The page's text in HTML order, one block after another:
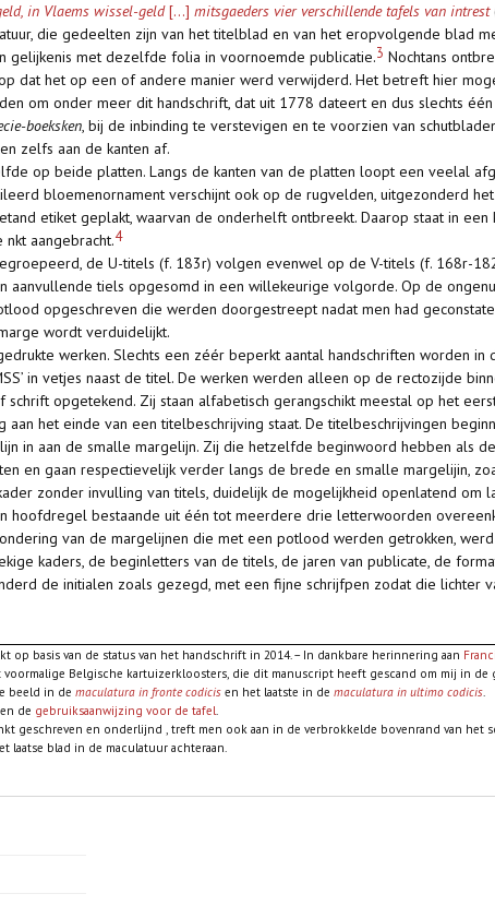
in Vlaems wissel-geld[...] mitsgaeders vier verschillende tafels van intrest
die gedeelten zijn van het titelblad en van het eropvolgende blad
gelijkenis met dezelfde folia in voornoemde publicatie.3 Nochtans
dat het op een of andere manier werd verwijderd. Het betreft hier
om onder meer dit handschrift, dat uit 1778 dateert en dus slechts
boeksken, bij de inbinding te verstevigen en te voorzien van
zelfs aan de kanten af.
op beide platten. Langs de kanten van de platten loopt een veelal
bloemenornament verschijnt ook op de rugvelden, uitgezonderd
etiket geplakt, waarvan de onderhelft ontbreekt. Daarop staat in
aangebracht.4
de U-titels (f. 183r) volgen evenwel op de V-titels (f. 168r-
aanvullende tiels opgesomd in een willekeurige volgorde. Op de
opgeschreven die werden doorgestreept nadat men had
wordt verduidelijkt.
werken. Slechts een zéér beperkt aantal handschriften worden in
in vetjes naast de titel. De werken werden alleen op de rectozijde
schrift opgetekend. Zij staan alfabetisch gerangschikt meestal op het
aan het einde van een titelbeschrijving staat. De titelbeschrijvingen
in aan de smalle margelijn. Zij die hetzelfde beginwoord hebben als
en gaan respectievelijk verder langs de brede en smalle margelijin,
zonder invulling van titels, duidelijk de mogelijkheid openlatend om
hoofdregel bestaande uit één tot meerdere drie letterwoorden
van de margelijnen die met een potlood werden getrokken,
kaders, de beginletters van de titels, de jaren van publicate, de
de initialen zoals gezegd, met een fijne schrijfpen zodat die lichter
op basis van de status van het handschrift in 2014. – In dankbare herinnering aan
Belgische kartuizerkloosters, die dit manuscript heeft gescand om mij in de
beeld in de maculatura in fronte codicisen het laatste in de maculatura in ultimo codicis.
en de gebruiksaanwijzing voor de tafel
geschreven en onderlijnd , treft men ook aan in de verbrokkelde bovenrand van het
laatse blad in de maculatuur achteraan.